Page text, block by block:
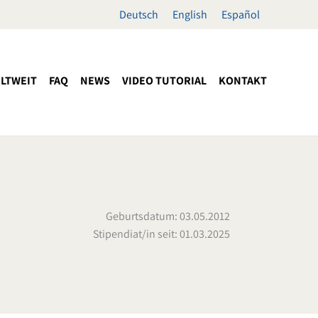
Deutsch English Español
FAQ NEWS VIDEO TUTORIAL KONTAKT
Geburtsdatum: 03.05.2012
Stipendiat/in seit: 01.03.2025